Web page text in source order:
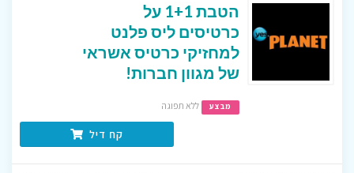
הטבת 1+1 על
כרטיסים ליס פלנט
למחזיקי כרטיס אשראי
של מגוון חברות!
מבצע ללא תפוגה
קח דיל